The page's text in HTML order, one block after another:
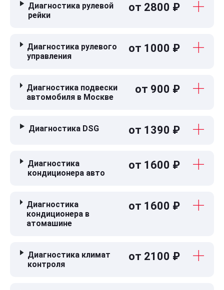
Диагностика рулевой
рейки
от 2800 ₽
Диагностика рулевого
управления
от 1000 ₽
Диагностика подвески
автомобиля в Москве
от 900 ₽
Диагностика DSG от 1390 ₽
Диагностика
кондиционера авто
от 1600 ₽
Диагностика
кондиционера в
атомашине
от 1600 ₽
Диагностика климат
контроля
от 2100 ₽